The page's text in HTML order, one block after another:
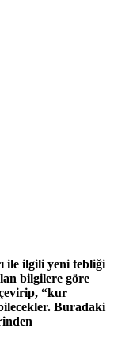
ile ilgili yeni tebliği
bilgilere göre
“kur
Buradaki